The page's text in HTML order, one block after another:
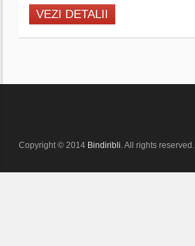
VEZI DETALII
Copyright © 2014 Bindiribli. All rights reserved.